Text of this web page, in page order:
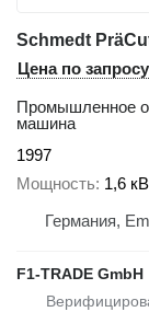
Schmedt
Цена по запросу
Промышленное
машина
1997
Мощность 1,6
Германия,
F1-TRADE GmbH